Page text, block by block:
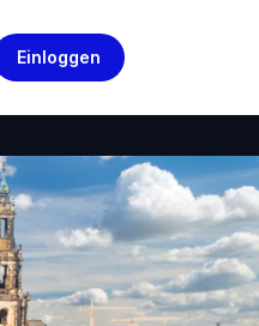
Einloggen